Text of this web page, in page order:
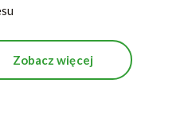
Zobacz więcej